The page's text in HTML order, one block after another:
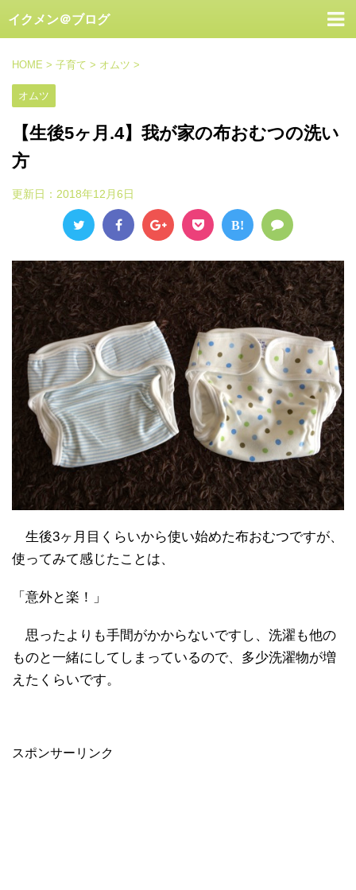
イクメン＠ブログ
HOME > 子育て > オムツ >
オムツ
【生後5ヶ月.4】我が家の布おむつの洗い
方
更新日： 2018年12月6日
B!
生後3ヶ月目くらいから使い始めた布おむつですが、
使ってみて感じたことは、
「意外と楽！」
思ったよりも手間がかからないですし、洗濯も他の
ものと一緒にしてしまっているので、多少洗濯物が増
えたくらいです。
スポンサーリンク